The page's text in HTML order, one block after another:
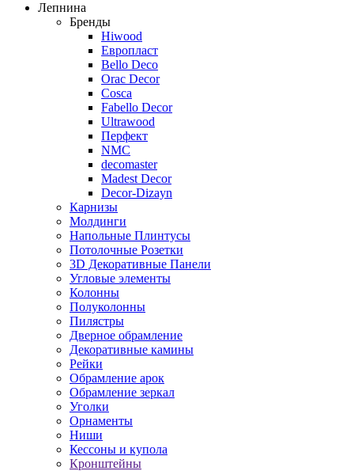
Лепнина
Бренды
Hiwood
Европласт
Bello Deco
Orac Decor
Cosca
Fabello Decor
Ultrawood
Перфект
NMC
decomaster
Madest Decor
Decor-Dizayn
Карнизы
Молдинги
Напольные Плинтусы
Потолочные Розетки
3D Декоративные Панели
Угловые элементы
Колонны
Полуколонны
Пилястры
Дверное обрамление
Декоративные камины
Рейки
Обрамление арок
Обрамление зеркал
Уголки
Орнаменты
Ниши
Кессоны и купола
Кронштейны